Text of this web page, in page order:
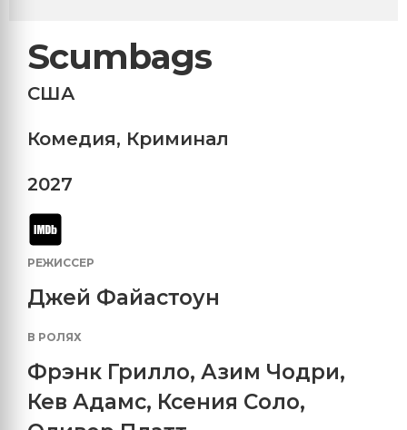
Scumbags
США
Комедия, Криминал
2027
РЕЖИССЕР
Джей Файастоун
В РОЛЯХ
Фрэнк Грилло, Азим Чодри,
Кев Адамс, Ксения Соло,